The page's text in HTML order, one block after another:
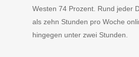
Westen 74 Prozent. Rund jeder
als zehn Stunden pro Woche
hingegen unter zwei Stunden.